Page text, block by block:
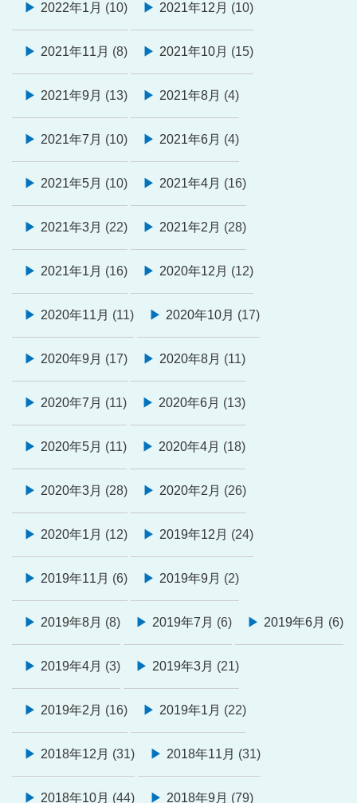
2022年1月 (10) 2021年12月 (10)
2021年11月 (8) 2021年10月 (15)
2021年9月 (13) 2021年8月 (4)
2021年7月 (10) 2021年6月 (4)
2021年5月 (10) 2021年4月 (16)
2021年3月 (22) 2021年2月 (28)
2021年1月 (16) 2020年12月 (12)
2020年11月 (11) 2020年10月 (17)
2020年9月 (17) 2020年8月 (11)
2020年7月 (11) 2020年6月 (13)
2020年5月 (11) 2020年4月 (18)
2020年3月 (28) 2020年2月 (26)
2020年1月 (12) 2019年12月 (24)
2019年11月 (6) 2019年9月 (2)
2019年8月 (8) 2019年7月 (6) 2019年6月 (6)
2019年4月 (3) 2019年3月 (21)
2019年2月 (16) 2019年1月 (22)
2018年12月 (31) 2018年11月 (31)
2018年10月 (44) 2018年9月 (79)